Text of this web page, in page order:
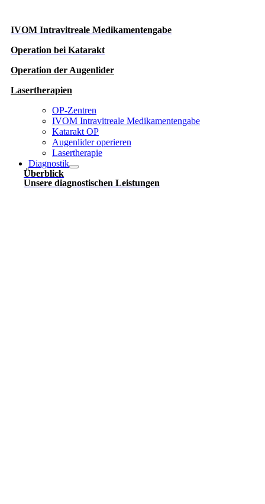
IVOM Intravitreale Medikamentengabe
Operation bei Katarakt
Operation der Augenlider
Lasertherapien
OP-Zentren
IVOM Intravitreale Medikamentengabe
Katarakt OP
Augenlider operieren
Lasertherapie
Diagnostik
Überblick
Unsere diagnostischen Leistungen